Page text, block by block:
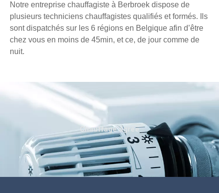
Notre entreprise chauffagiste à Berbroek dispose de
plusieurs techniciens chauffagistes qualifiés et formés. Ils
sont dispatchés sur les 6 régions en Belgique afin d’être
chez vous en moins de 45min, et ce, de jour comme de
nuit.
Chauffage agréé